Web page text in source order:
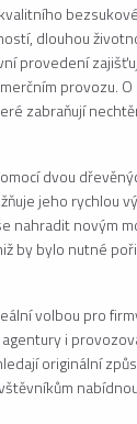
dlouhou
provedení
provozu.
zabraňují
dvou
jeho rychlou
nahradit novým
by bylo nutné
volbou pro
i
originální